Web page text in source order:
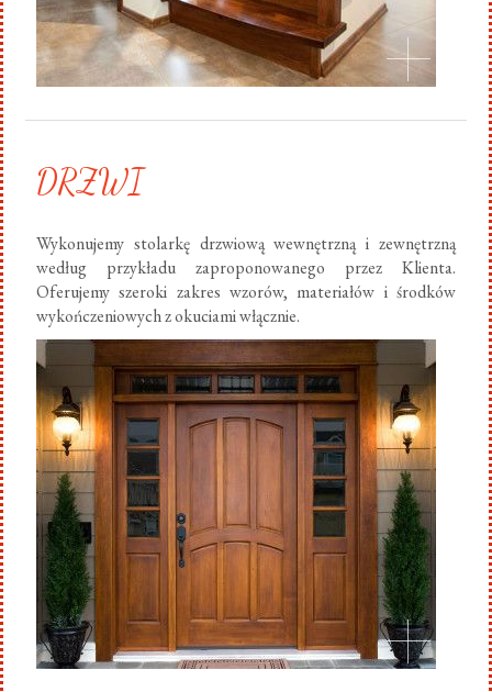
DRZWI
Wykonujemy stolarkę drzwiową wewnętrzną i zewnętrzną
według przykładu zaproponowanego przez Klienta.
Oferujemy szeroki zakres wzorów, materiałów i środków
wykończeniowych z okuciami włącznie.
.